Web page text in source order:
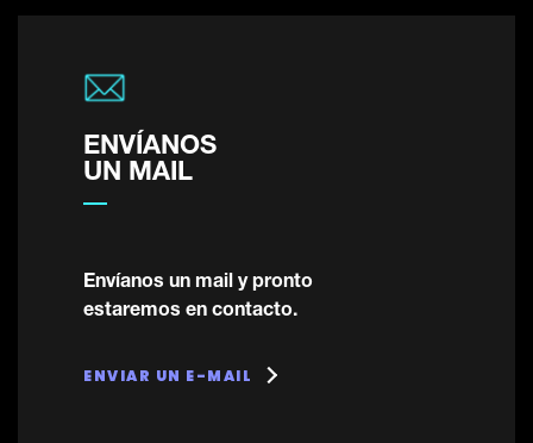
ENVÍANOS
UN MAIL
Envíanos un mail y pronto
estaremos en contacto.
ENVIAR UN E-MAIL